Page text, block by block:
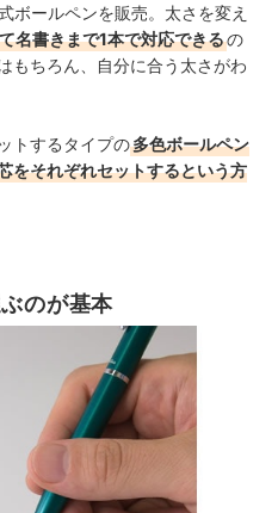
ボールペンを販売。太さを変え
名書きまで1本で対応できるの
もちろん、自分に合う太さがわ
トするタイプの多色ボールペン
をそれぞれセットするという方
のが基本